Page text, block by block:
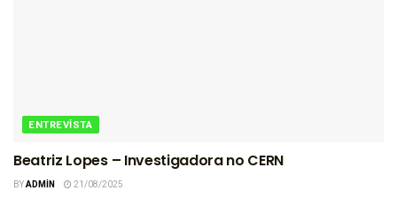
ENTREVISTA
Beatriz Lopes – Investigadora no CERN
BYADMIN 21/08/2025